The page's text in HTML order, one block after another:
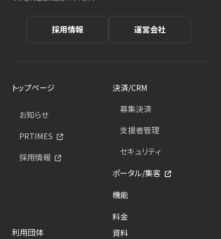
採用情報 運営会社
トップページ
お知らせ
PRTIMES
採用情報
決済/CRM
募集決済
支援者管理
セキュリティ
ポータル/集客
機能
料金
利用団体
資料